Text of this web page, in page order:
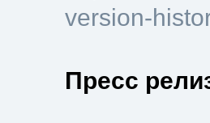
version-
Пресс